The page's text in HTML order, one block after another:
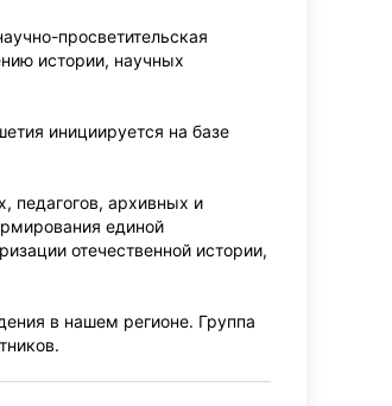
просветительская
истории, научных
инициируется на базе
педагогов, архивных и
единой
отечественной истории,
в нашем регионе. Группа